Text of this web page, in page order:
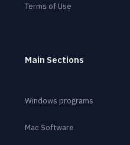
Terms of Use
Main Sections
Windows programs
Mac Software